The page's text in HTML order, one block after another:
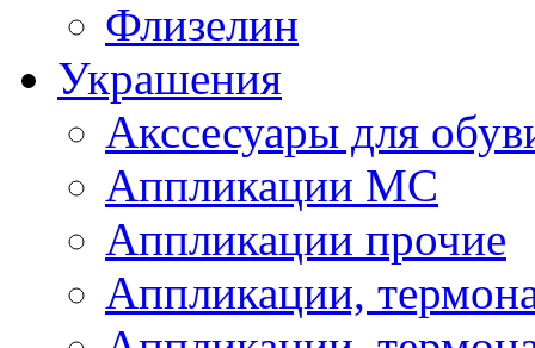
Флизелин
Украшения
Акссесуары для
Аппликации МС
Аппликации прочие
Аппликации,